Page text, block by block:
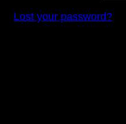
Lost your password?